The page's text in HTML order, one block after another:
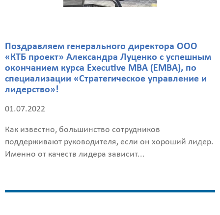
Поздравляем генерального директора ООО
«КТБ проект» Александра Луценко с успешным
окончанием курса Executive MBA (EMBA), по
специализации «Стратегическое управление и
лидерство»!
01.07.2022
Как известно, большинство сотрудников
поддерживают руководителя, если он хороший лидер.
Именно от качеств лидера зависит...